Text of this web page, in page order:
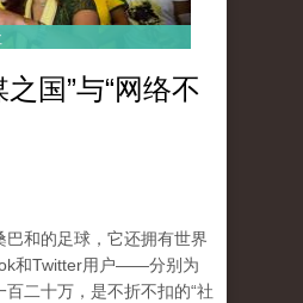
国”与“网络不
巴和的足球，它还拥有世界
和Twitter用户——分别为
二十万，是不折不扣的“社